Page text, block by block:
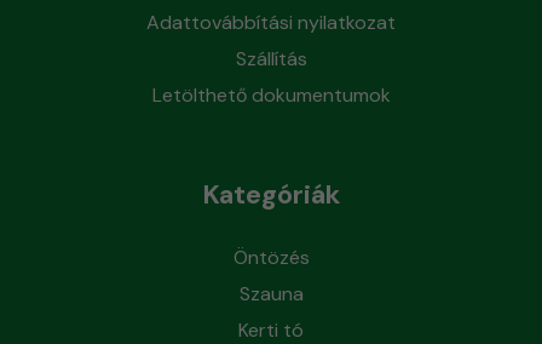
Adattovábbítási nyilatkozat
Szállítás
Letölthető dokumentumok
Kategóriák
Öntözés
Szauna
Kerti tó